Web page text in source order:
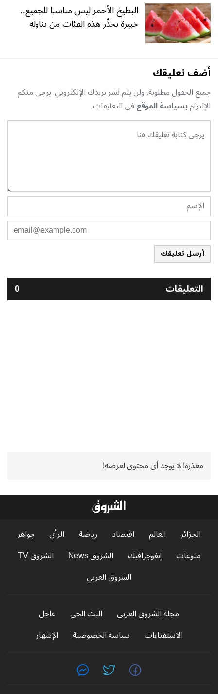
البطيخ الأحمر ليس مناسبا للجميع..
خبيرة تحذّر هذه الفئات من تناوله
أضف تعليقك
جميع الحقول مطلوبة, ولن يتم نشر بريدك الإلكتروني. يرجى منكم
الإلتزامبسياسة الموقعفي التعليقات.
أرسل تعليقك
التعليقات 0
معذرة! لا يوجد أي محتوى لعرضه!
الجزائر العالم اقتصاد رياضة الرأي
جواهر
منوعات
إنفوجرافيك الشروق News
الشروق TV
الشروق العربي
مجلة الشروق العربي البث الحي
عاجل
الاستفتاءات
سياسة الخصوصية الإشهار